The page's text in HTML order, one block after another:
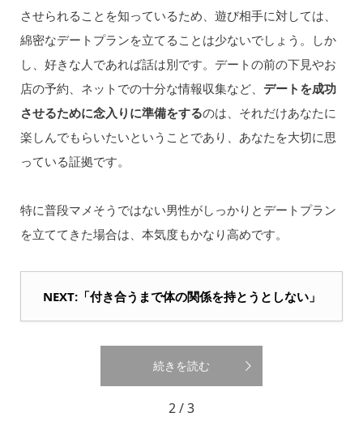
させられることを知っているため、遊び相手に対しては、
綿密なデートプランを立てることは少ないでしょう。しか
し、好きな人であれば話は別です。デートの前の下見やお
店の予約、ネットでの十分な情報収集など、 デートを成功
させるために念入りに準備をするのは、それだけあなたに
楽しんでもらいたいということであり、あなたを大切に思
っている証拠です。
特に普段マメそうではない男性がしっかりとデートプラン
を立ててきた場合は、本気度もかなり高めです。
NEXT:「付き合うまで体の関係を持とうとしない」
続きを読む
2 / 3